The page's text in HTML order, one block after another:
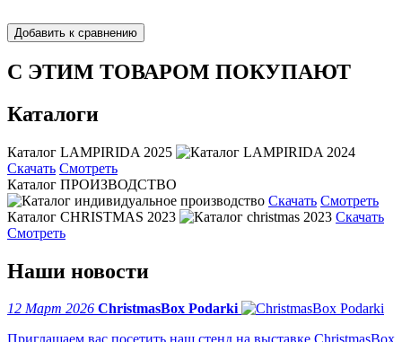
С ЭТИМ ТОВАРОМ ПОКУПАЮТ
Каталоги
Каталог LAMPIRIDA 2025
Скачать Смотреть
Каталог ПРОИЗВОДСТВО
Скачать Смотреть
Каталог CHRISTMAS 2023
Скачать
Смотреть
Наши новости
12 Март 2026 ChristmasBox Podarki